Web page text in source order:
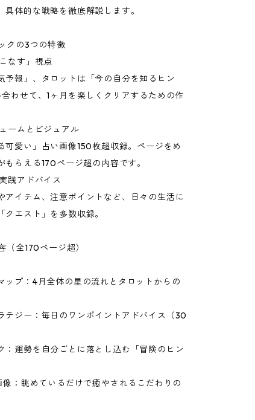
具体的な戦略を徹底解説します。
クの3つの特徴
なす」視点
予報」、タロットは「今の自分を知るヒン
合わせて、1ヶ月を楽しくクリアするための作
ームとビジュアル
可愛い」占い画像150枚超収録。ページをめ
もらえる170ページ超の内容です。
践アドバイス
アイテム、注意ポイントなど、日々の生活に
クエスト」を多数収録。
（全170ページ超）
ップ：4月全体の星の流れとタロットからの
テジー：毎日のワンポイントアドバイス（30
：運勢を自分ごとに落とし込む「冒険のヒン
：眺めているだけで癒やされるこだわりの